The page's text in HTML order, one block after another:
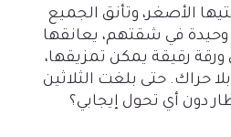
الأصغر، وتأنق الجميع
في شقتهم، يعانقها
رقيقة يمكن تمزيقها،
حراك. حتى بلغت الثلاثين
أي تحول إيجابي؟